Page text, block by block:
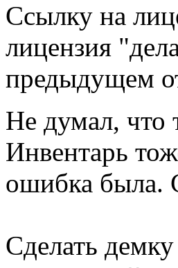
Ссылку на
лицензия
предыдущем
Не думал, что
Инвентарь
ошибка была.
Сделать